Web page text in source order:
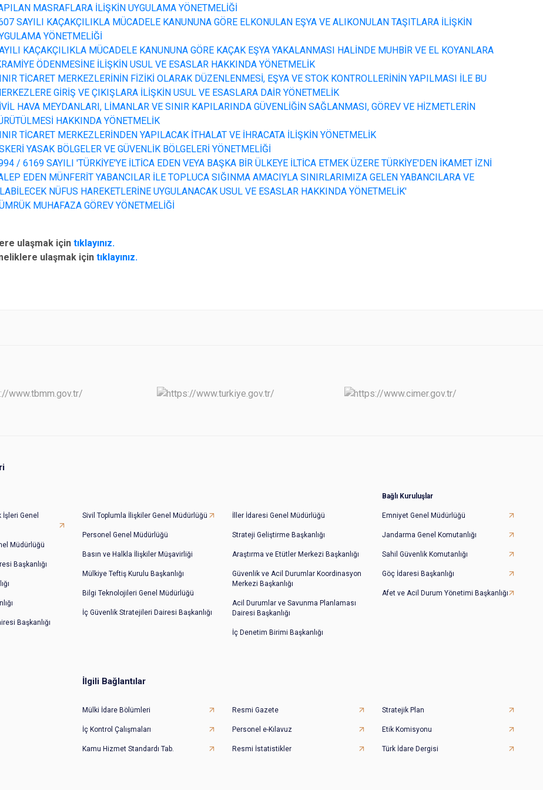
MASRAFLARA İLİŞKİN UYGULAMA YÖNETMELİĞİ
SAYILI KAÇAKÇILIKLA MÜCADELE KANUNUNA GÖRE ELKONULAN EŞYA VE ALIKONULAN TAŞITLARA İLİŞKİN
YÖNETMELİĞİ
KAÇAKÇILIKLA MÜCADELE KANUNUNA GÖRE KAÇAK EŞYA YAKALANMASI HALİNDE MUHBİR VE EL KOYANLARA
ÖDENMESİNE İLİŞKİN USUL VE ESASLAR HAKKINDA YÖNETMELİK
TİCARET MERKEZLERİNİN FİZİKİ OLARAK DÜZENLENMESİ, EŞYA VE STOK KONTROLLERİNİN YAPILMASI İLE BU
GİRİŞ VE ÇIKIŞLARA İLİŞKİN USUL VE ESASLARA DAİR YÖNETMELİK
HAVA MEYDANLARI, LİMANLAR VE SINIR KAPILARINDA GÜVENLİĞİN SAĞLANMASI, GÖREV VE HİZMETLERİN
HAKKINDA YÖNETMELİK
TİCARET MERKEZLERİNDEN YAPILACAK İTHALAT VE İHRACATA İLİŞKİN YÖNETMELİK
YASAK BÖLGELER VE GÜVENLİK BÖLGELERİ YÖNETMELİĞİ
/ 6169 SAYILI 'TÜRKİYE'YE İLTİCA EDEN VEYA BAŞKA BİR ÜLKEYE İLTİCA ETMEK ÜZERE TÜRKİYE'DEN İKAMET İZNİ
EDEN MÜNFERİT YABANCILAR İLE TOPLUCA SIĞINMA AMACIYLA SINIRLARIMIZA GELEN YABANCILARA VE
NÜFUS HAREKETLERİNE UYGULANACAK USUL VE ESASLAR HAKKINDA YÖNETMELİK'
MUHAFAZA GÖREV YÖNETMELİĞİ
ulaşmak içintıklayınız.
ulaşmak içintıklayınız.
İşleri Genel
Müdürlüğü
Başkanlığı
Başkanlığı
Sivil Toplumla İlişkiler Genel Müdürlüğü
Personel Genel Müdürlüğü
Basın ve Halkla İlişkiler Müşavirliği
Mülkiye Teftiş Kurulu Başkanlığı
Bilgi Teknolojileri Genel Müdürlüğü
İç Güvenlik Stratejileri Dairesi Başkanlığı
İller İdaresi Genel Müdürlüğü
Strateji Geliştirme Başkanlığı
Araştırma ve Etütler Merkezi Başkanlığı
Güvenlik ve Acil Durumlar Koordinasyon
Merkezi Başkanlığı
Acil Durumlar ve Savunma Planlaması
Dairesi Başkanlığı
İç Denetim Birimi Başkanlığı
Bağlı Kuruluşlar
Emniyet Genel Müdürlüğü
Jandarma Genel Komutanlığı
Sahil Güvenlik Komutanlığı
Göç İdaresi Başkanlığı
Afet ve Acil Durum Yönetimi Başkanlığı
İlgili Bağlantılar
Mülki İdare Bölümleri
İç Kontrol Çalışmaları
Kamu Hizmet Standardı Tab.
Resmi Gazete
Personel e-Kılavuz
Resmi İstatistikler
Stratejik Plan
Etik Komisyonu
Türk İdare Dergisi